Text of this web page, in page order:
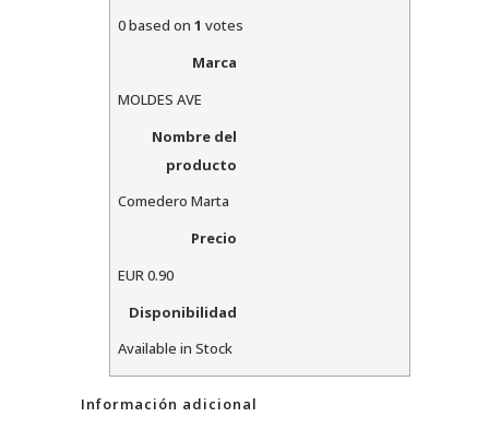
0based on 1 votes
Marca
MOLDES AVE
Nombre del
producto
Comedero Marta
Precio
EUR0.90
Disponibilidad
Available in Stock
Información adicional